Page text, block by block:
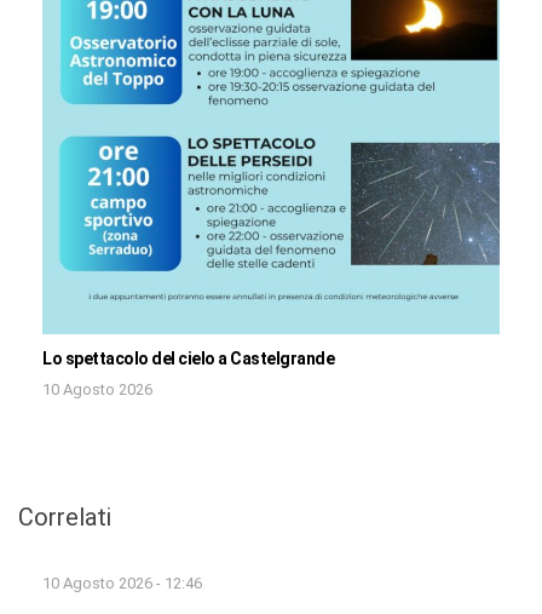
Lo spettacolo del cielo a Castelgrande
10 Agosto 2026
Correlati
10 Agosto 2026 - 12:46